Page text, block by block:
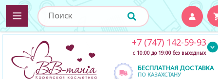
БЕСПЛАТНАЯ ДОСТАВКА
ПО КАЗАХСТАНУ
+7 (747) 142-59-93
с 10:00 до 19:00 без выходных